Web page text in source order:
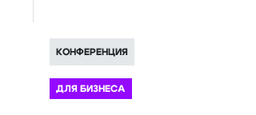
КОНФЕРЕНЦИЯ
ДЛЯ БИЗНЕСА